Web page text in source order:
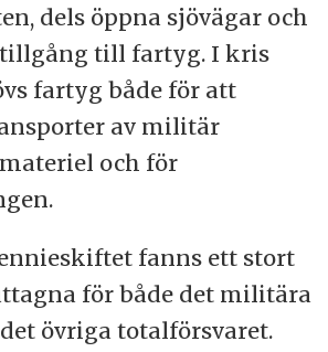
dels öppna sjövägar och
tillgång till fartyg. I kris
fartyg både för att
av militär
och för
fanns ett stort
för både det militära
övriga totalförsvaret.